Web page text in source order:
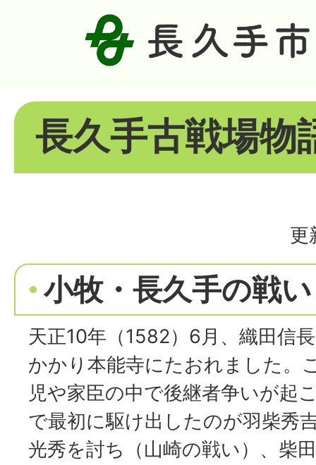
長久手古戦場物
更
小牧・長久手の戦
天正10年（1582）6月、織田信
かかり本能寺にたおれました。
児や家臣の中で後継者争いが起
で最初に駆け出したのが羽柴秀
光秀を討ち（山崎の戦い）、柴